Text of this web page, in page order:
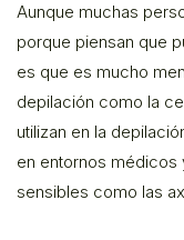
Aunque muchas
porque piensan que
es que es mucho
depilación como la
utilizan en la
en entornos médicos
sensibles como las